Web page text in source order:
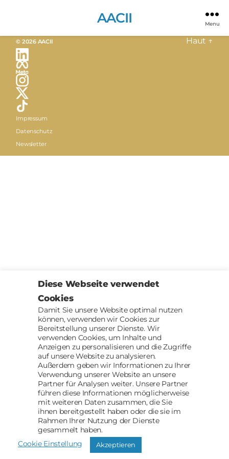
AACII Menu
© 2026 AACII
Impressum
Datenschutz
Newsletter
Haut ↑
Diese Webseite verwendet
Cookies
Damit Sie unsere Website optimal nutzen
können, verwenden wir Cookies zur
Bereitstellung unserer Dienste. Wir
verwenden Cookies, um Inhalte und
Anzeigen zu personalisieren und die Zugriffe
auf unsere Website zu analysieren.
Außerdem geben wir Informationen zu Ihrer
Verwendung unserer Website an unsere
Partner für Analysen weiter. Unsere Partner
führen diese Informationen möglicherweise
mit weiteren Daten zusammen, die Sie
ihnen bereitgestellt haben oder die sie im
Rahmen Ihrer Nutzung der Dienste
gesammelt haben.
Cookie Einstellung
Akzeptieren